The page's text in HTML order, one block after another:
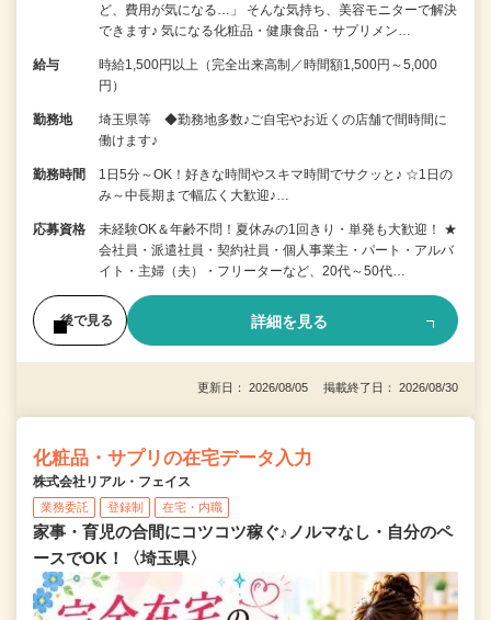
ど、費用が気になる…」 そんな気持ち、美容モニターで解決
できます♪ 気になる化粧品・健康食品・サプリメン…
給与
時給1,500円以上（完全出来高制／時間額1,500円～5,000
円）
勤務地
埼玉県等 ◆勤務地多数♪ご自宅やお近くの店舗で間時間に
働けます♪
勤務時間
1日5分～OK！好きな時間やスキマ時間でサクッと♪ ☆1日の
み～中長期まで幅広く大歓迎♪…
応募資格
未経験OK＆年齢不問！夏休みの1回きり・単発も大歓迎！ ★
会社員・派遣社員・契約社員・個人事業主・パート・アルバ
イト・主婦（夫）・フリーターなど、20代～50代…
後で見る 詳細を見る
更新日： 2026/08/05 掲載終了日： 2026/08/30
化粧品・サプリの在宅データ入力
株式会社リアル・フェイス
業務委託 登録制 在宅・内職
家事・育児の合間にコツコツ稼ぐ♪ノルマなし・自分のペ
ースでOK！〈埼玉県〉